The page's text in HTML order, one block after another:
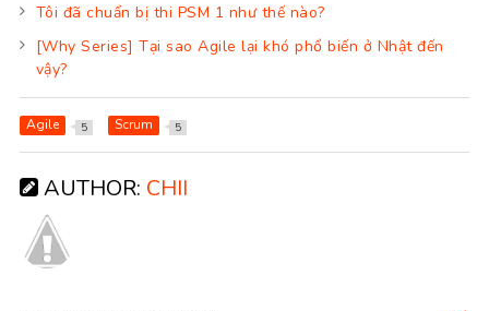
Tôi đã chuẩn bị thi PSM 1 như thế nào?
[Why Series] Tại sao Agile lại khó phổ biến ở Nhật đến
vậy?
Agile 5 Scrum 5
AUTHOR: CHII